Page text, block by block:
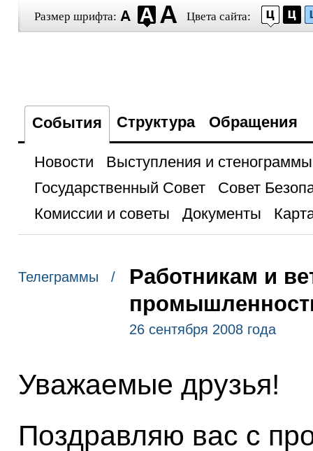
Размер шрифта: Цвета сайта:
События Структура Обращения
Новости
Выступления и стенограммы
Государственный Совет
Совет
Комиссии и советы
Документы
Телеграммы /
Работникам и
26 сентября 2008 года
Уважаемые друзья!
Поздравляю вас с